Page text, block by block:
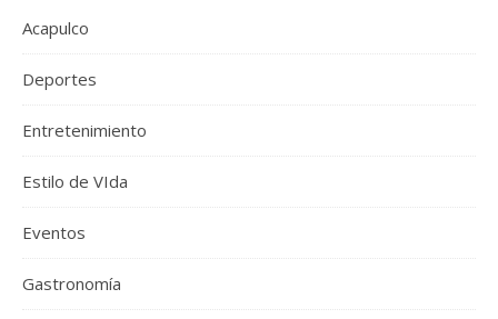
Acapulco
Deportes
Entretenimiento
Estilo de VIda
Eventos
Gastronomía